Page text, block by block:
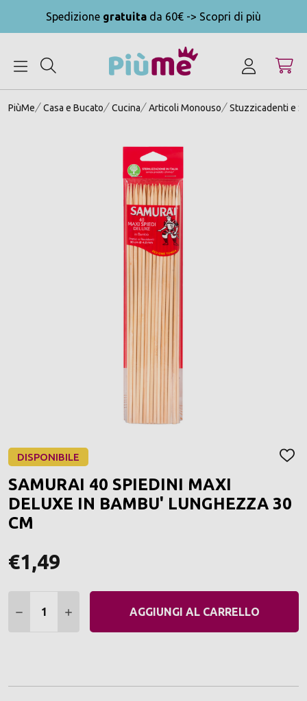
Spedizione gratuita da 60€ -> Scopri di più
PiùMe Casa e Bucato Cucina Articoli Monouso Stuzzicadenti e
DISPONIBILE
SAMURAI 40 SPIEDINI MAXI
DELUXE IN BAMBU' LUNGHEZZA 30
CM
€1,49
DIMINUIRE QUANTITÀ:
AUMENTARE QUANTITÀ:
AGGIUNGI AL CARRELLO